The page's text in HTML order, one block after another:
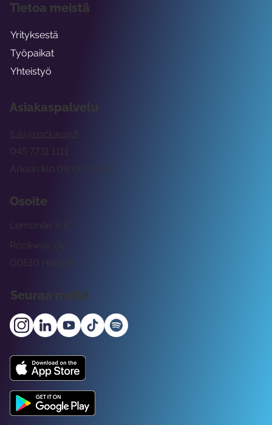
Asiakaspalvelu
tuki@rockway.fi
Arkisin klo 09:00 -15:00
045 7731 1111
Osoite
Rockway Oy
Lemuntie 3-5
00510 Helsinki
Seuraa meitä
Tietoa meistä
Yrityksestä
Työpaikat
Yhteistyö